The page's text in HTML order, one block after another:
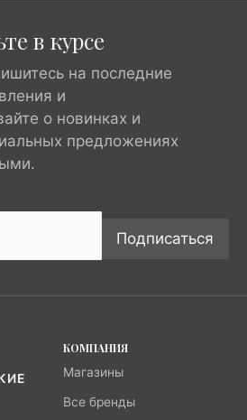
в курсе
на последние
и
о новинках и
предложениях
Подписаться
КОМПАНИЯ
Магазины
Все бренды